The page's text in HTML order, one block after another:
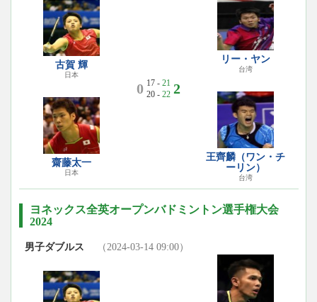
古賀 輝
日本
齋藤太一
日本
0 17 - 21
20 - 22 2
リー・ヤン
台湾
王齊麟（ワン・チ
ーリン）
台湾
ヨネックス全英オープンバドミントン選手権大会
2024
男子ダブルス （2024-03-14 09:00）